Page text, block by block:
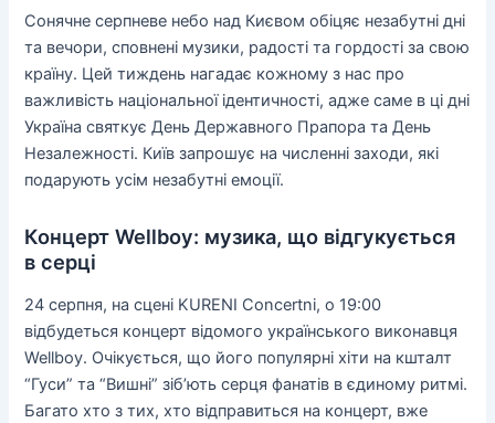
Сонячне серпневе небо над Києвом обіцяє незабутні дні
та вечори, сповнені музики, радості та гордості за свою
країну. Цей тиждень нагадає кожному з нас про
важливість національної ідентичності, адже саме в ці дні
Україна святкує День Державного Прапора та День
Незалежності. Київ запрошує на численні заходи, які
подарують усім незабутні емоції.
Концерт Wellboy: музика, що відгукується
в серці
24 серпня, на сцені KURENI Concertni, о 19:00
відбудеться концерт відомого українського виконавця
Wellboy. Очікується, що його популярні хіти на кшталт
“Гуси” та “Вишні” зіб’ють серця фанатів в єдиному ритмі.
Багато хто з тих, хто відправиться на концерт, вже